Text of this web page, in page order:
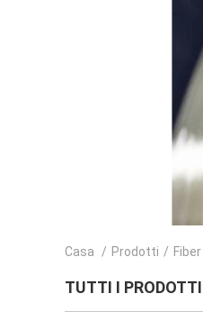
Casa / Prodotti /
TUTTI I PRODOTTI